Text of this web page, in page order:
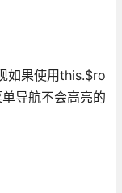
如果使用this.$ro
导航不会高亮的